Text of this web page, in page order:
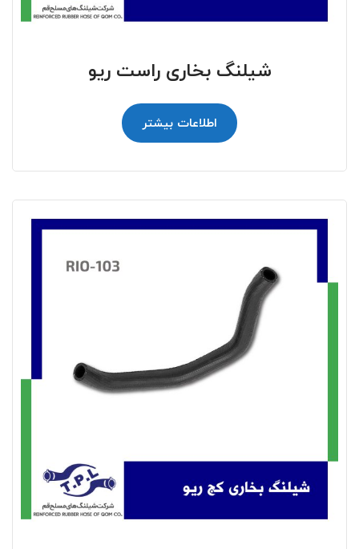
شیلنگ بخاری راست ریو
اطلاعات بیشتر